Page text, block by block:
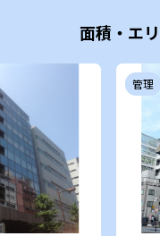
面積・エ
管理